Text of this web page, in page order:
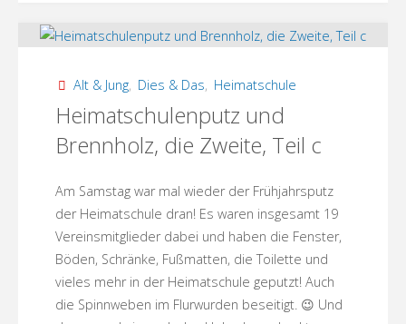
Herbstputz
in
Heimatschule!"
Alt & Jung, Dies & Das, Heimatschule
Heimatschulenputz und
Brennholz, die Zweite, Teil c
Am Samstag war mal wieder der Frühjahrsputz
der Heimatschule dran! Es waren insgesamt 19
Vereinsmitglieder dabei und haben die Fenster,
Böden, Schränke, Fußmatten, die Toilette und
vieles mehr in der Heimatschule geputzt! Auch
die Spinnweben im Flurwurden beseitigt. 😉 Und